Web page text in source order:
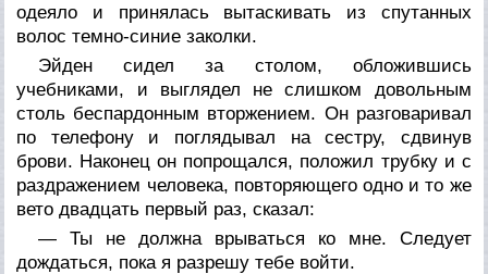
одеяло и принялась вытаскивать из спутанных
волос темно-синие заколки.
Эйден сидел за столом, обложившись
учебниками, и выглядел не слишком довольным
столь беспардонным вторжением. Он разговаривал
по телефону и поглядывал на сестру, сдвинув
брови. Наконец он попрощался, положил трубку и с
раздражением человека, повторяющего одно и то же
вето двадцать первый раз, сказал:
— Ты не должна врываться ко мне. Следует
дождаться, пока я разрешу тебе войти.